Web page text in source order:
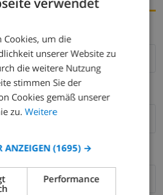
DUTCH
SPANISH
GERMAN
ITALIAN
NORWEGIAN
Cookies, um die
unserer Website zu
die weitere Nutzung
stimmen Sie der
Cookies gemäß unserer
zu. Weitere
ANZEIGEN (1695) →
Performance